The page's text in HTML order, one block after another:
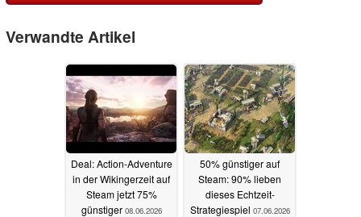
Verwandte Artikel
Deal: Action-Adventure
in der Wikingerzeit auf
Steam jetzt 75%
günstiger 08.06.2026
50% günstiger auf
Steam: 90% lieben
dieses Echtzeit-
Strategiespiel 07.06.2026